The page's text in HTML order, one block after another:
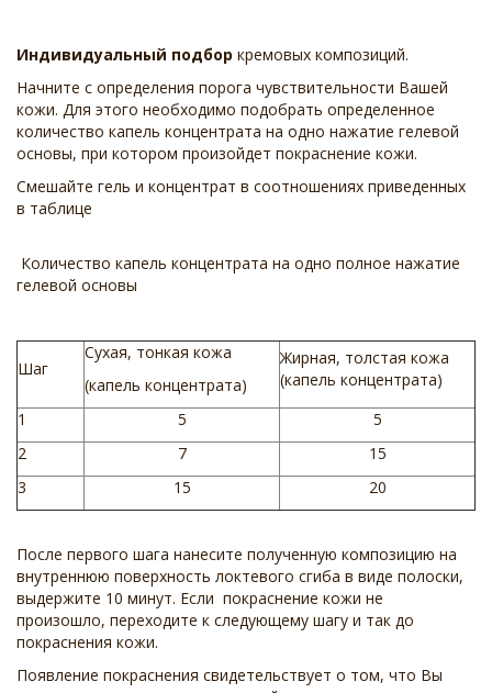
Индивидуальный подбор кремовых композиций.
Начните с определения порога чувствительности Вашей
кожи. Для этого необходимо подобрать определенное
количество капель концентрата на одно нажатие гелевой
основы, при котором произойдет покраснение кожи.
Смешайте гель и концентрат в соотношениях приведенных
в таблице
Количество капель концентрата на одно полное нажатие
гелевой основы
Шаг
Сухая, тонкая кожа
(капель концентрата)
Жирная, толстая кожа
(капель концентрата)
1
5
5
2
7
15
3
15 20
После первого шага нанесите полученную композицию на
внутреннюю поверхность локтевого сгиба в виде полоски,
выдержите 10 минут. Если покраснение кожи не
произошло, переходите к следующему шагу и так до
покраснения кожи.
Появление покраснения свидетельствует о том, что Вы